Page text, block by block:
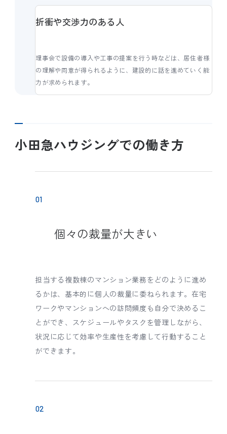
折衝や交渉力のある人
理事会で設備の導入や工事の提案を行う時などは、居住者様
の理解や同意が得られるように、建設的に話を進めていく能
力が求められます。
小田急ハウジングでの働き方
個々の裁量が大きい
担当する複数棟のマンション業務をどのように進め
るかは、基本的に個人の裁量に委ねられます。在宅
ワークやマンションへの訪問頻度も自分で決めるこ
とができ、スケジュールやタスクを管理しながら、
状況に応じて効率や生産性を考慮して行動すること
ができます。